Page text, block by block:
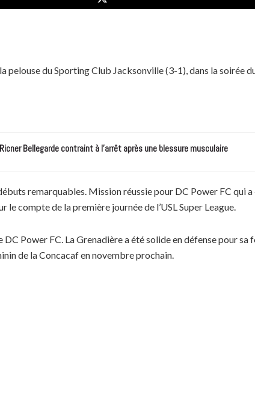
du Sporting Club Jacksonville (3-1), dans la soirée
Bellegarde contraint à l’arrêt après une blessure musculaire
remarquables. Mission réussie pour DC Power FC qui a
compte de la première journée de l’USL Super League.
Power FC. La Grenadière a été solide en défense pour sa
de la Concacaf en novembre prochain.